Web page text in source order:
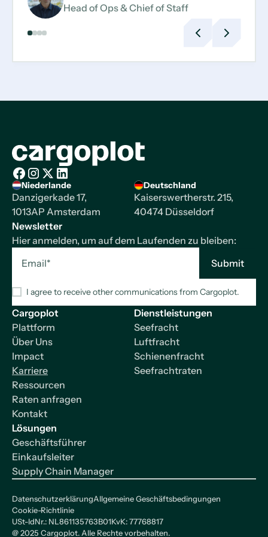
Head of Ops & Chief of Staff
Backend Developer
PreviousNext
Startseite
Facebook
Instagram
X/Twitter
LinkedIn
Niederlande
Danzigerkade 17,
1013AP Amsterdam
Deutschland
Kaiserswertherstr. 215,
40474 Düsseldorf
Cargoplot
Plattform
Über Uns
Impact
Karriere
Ressourcen
Raten anfragen
Kontakt
Dienstleistungen
Seefracht
Luftfracht
Schienenfracht
Seefrachtraten
Lösungen
Geschäftsführer
Einkaufsleiter
Supply Chain Manager
Newsletter
Hier anmelden, um auf dem Laufenden zu bleiben:
I agree to receive other communications from Cargoplot.
@2025 Cargoplot. Alle Rechte vorbehalten.
DatenschutzerklärungAllgemeine Geschäftsbedingungen
Cookie-Richtlinie
USt-IdNr.: NL861135763B01KvK: 77768817